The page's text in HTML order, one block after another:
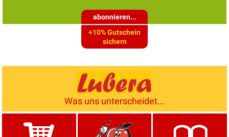
abonnieren...
+10% Gutschein
sichern
Was uns unterscheidet...